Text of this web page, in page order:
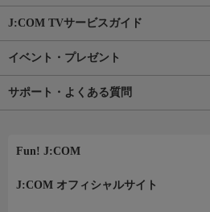
J:COM TVサービスガイド
イベント・プレゼント
サポート・よくある質問
Fun! J:COM
J:COM オフィシャルサイト